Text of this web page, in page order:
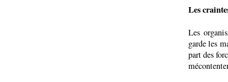
Les
Les
garde les
part des